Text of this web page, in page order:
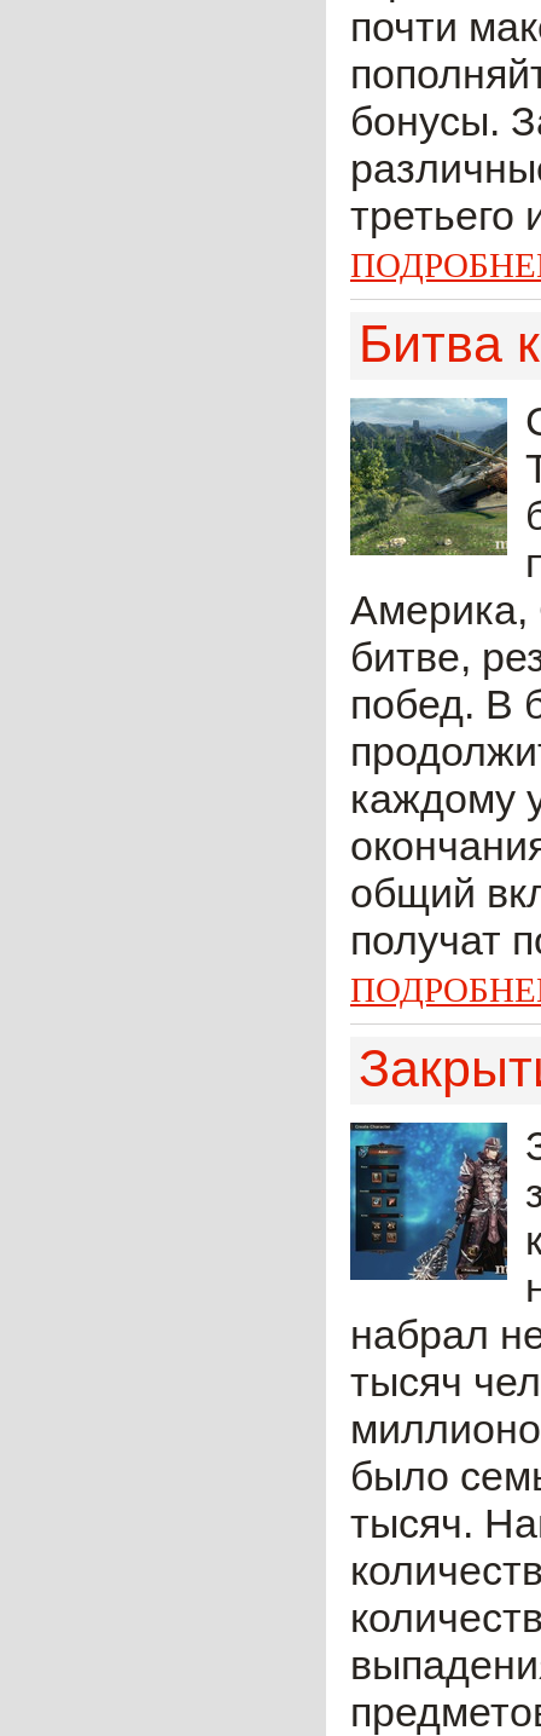
почти
бонусы.
третьего
Битва
Америка,
битве,
побед. В
каждому
общий
получат
набрал
тысяч
было
тысяч.